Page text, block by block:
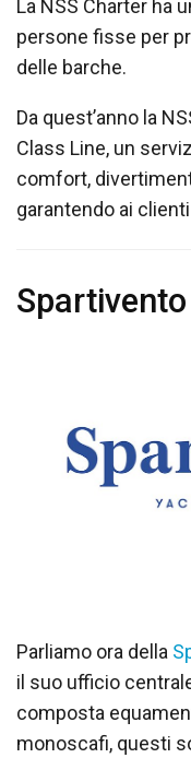
La NSS Charter ha
persone fisse per
delle barche.
Da quest’anno la
Class Line, un
comfort,
garantendo ai
Parliamo ora della
il suo ufficio
composta
monoscafi, questi